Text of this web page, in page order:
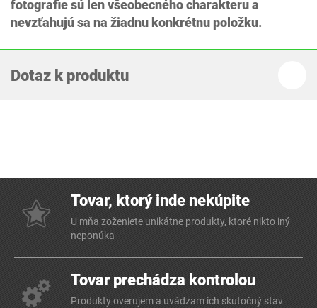
fotografie sú len všeobecného charakteru a
nevzťahujú sa na žiadnu konkrétnu položku.
Dotaz k produktu
Tovar, ktorý inde nekúpite
U mňa zoženiete unikátne produkty, ktoré nikto iný
neponúka
Tovar prechádza kontrolou
Produkty overujem a uvádzam ich skutočný stav